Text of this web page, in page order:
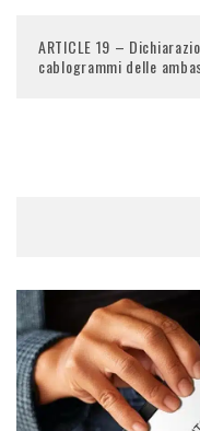
ARTICLE 19 –
cablogrammi delle